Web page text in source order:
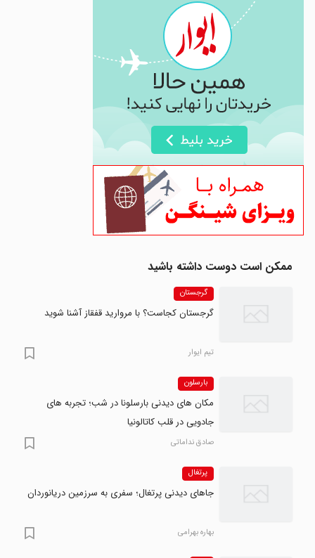
ممکن است دوست داشته باشید
گرجستان
گرجستان کجاست؟ با مروارید قفقاز آشنا شوید
تیم ایوار
بارسلون
مکان های دیدنی بارسلونا در شب؛ تجربه های
جادویی در قلب کاتالونیا
صادق نداماتی
پرتغال
جاهای دیدنی پرتغال؛ سفری به سرزمین دریانوردان
بهاره بهرامی